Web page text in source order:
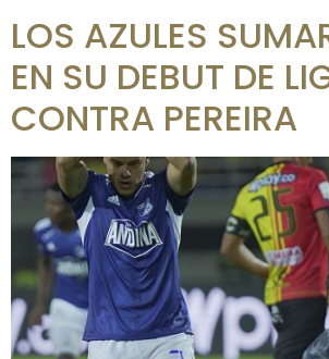
LOS AZULES
EN SU DEBUT DE
CONTRA PEREIRA